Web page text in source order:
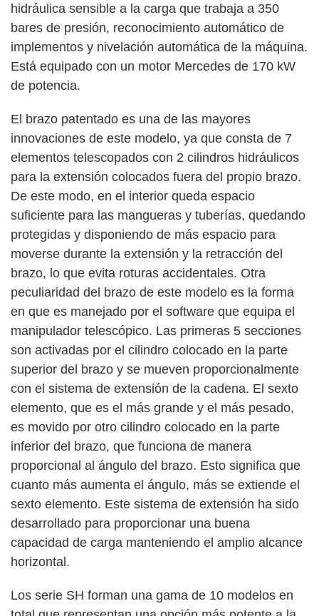
hidráulica sensible a la carga que trabaja a 350
bares de presión, reconocimiento automático de
implementos y nivelación automática de la máquina.
Está equipado con un motor Mercedes de 170 kW
de potencia.
El brazo patentado es una de las mayores
innovaciones de este modelo, ya que consta de 7
elementos telescopados con 2 cilindros hidráulicos
para la extensión colocados fuera del propio brazo.
De este modo, en el interior queda espacio
suficiente para las mangueras y tuberías, quedando
protegidas y disponiendo de más espacio para
moverse durante la extensión y la retracción del
brazo, lo que evita roturas accidentales. Otra
peculiaridad del brazo de este modelo es la forma
en que es manejado por el software que equipa el
manipulador telescópico. Las primeras 5 secciones
son activadas por el cilindro colocado en la parte
superior del brazo y se mueven proporcionalmente
con el sistema de extensión de la cadena. El sexto
elemento, que es el más grande y el más pesado,
es movido por otro cilindro colocado en la parte
inferior del brazo, que funciona de manera
proporcional al ángulo del brazo. Esto significa que
cuanto más aumenta el ángulo, más se extiende el
sexto elemento. Este sistema de extensión ha sido
desarrollado para proporcionar una buena
capacidad de carga manteniendo el amplio alcance
horizontal.
Los serie SH forman una gama de 10 modelos en